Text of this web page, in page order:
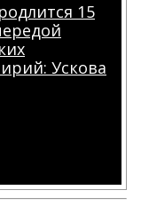
15
Ускова